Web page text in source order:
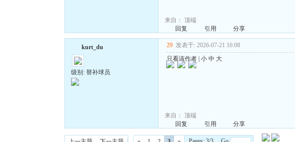
来自： 顶端
回复
引用 分享
kurt_du
级别: 替补球员
29 发表于: 2026-07-21 16:08
只看该作者| 小 中 大
来自： 顶端
回复
引用 分享